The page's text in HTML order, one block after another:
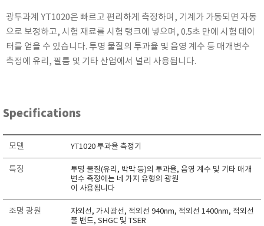
PESOLA
Pyxis
RION
Schaller (Humimeter)
Sensortechnikk Meinsberg
SHINAGAWA
SHINYEI TECHNOLOGY
광투과계 YT1020은 빠르고 편리하게 측정하며, 기계가 가동되면 자동
으로 보정하고, 시험 재료를 시험 탱크에 넣으며, 0.5초 만에 시험 데이
터를 얻을 수 있습니다. 투명 물질의 투과율 및 음영 계수 등 매개변수
측정에 유리, 필름 및 기타 산업에서 널리 사용됩니다.
Specifications
모델 YT1020 투과율 측정기
특징
투명 물질(유리, 박막 등)의 투과율, 음영 계수 및 기타 매개
변수 측정에는 네 가지 유형의 광원
이 사용됩니다
조명 광원
자외선, 가시광선, 적외선 940nm, 적외선 1400nm, 적외선
풀 밴드, SHGC 및 TSER